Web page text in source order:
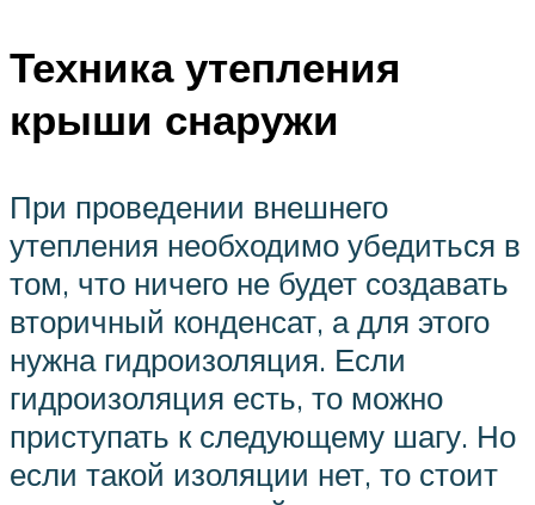
Техника утепления
крыши снаружи
При проведении внешнего
утепления необходимо убедиться в
том, что ничего не будет создавать
вторичный конденсат, а для этого
нужна гидроизоляция. Если
гидроизоляция есть, то можно
приступать к следующему шагу. Но
если такой изоляции нет, то стоит